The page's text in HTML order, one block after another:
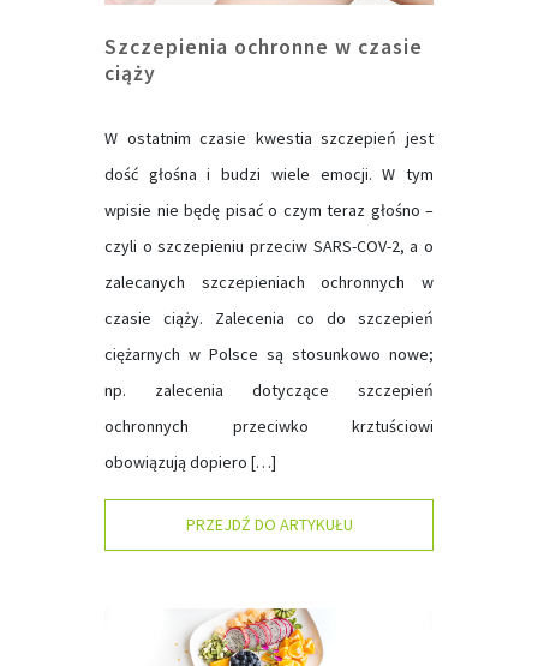
Szczepienia ochronne w czasie
ciąży
W ostatnim czasie kwestia szczepień jest
dość głośna i budzi wiele emocji. W tym
wpisie nie będę pisać o czym teraz głośno –
czyli o szczepieniu przeciw SARS-COV-2, a o
zalecanych szczepieniach ochronnych w
czasie ciąży. Zalecenia co do szczepień
ciężarnych w Polsce są stosunkowo nowe;
np. zalecenia dotyczące szczepień
ochronnych przeciwko krztuściowi
obowiązują dopiero […]
PRZEJDŹ DO ARTYKUŁU